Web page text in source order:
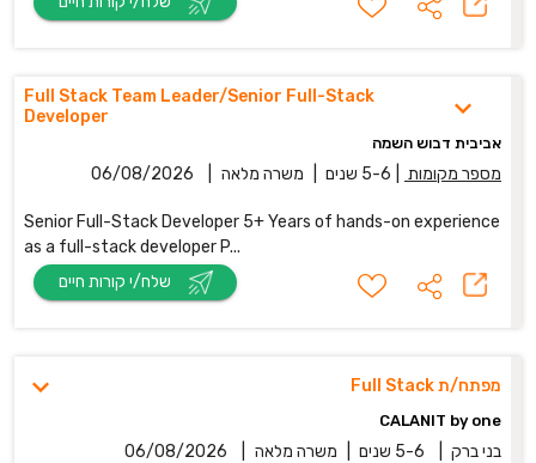
Full Stack Team Leader/Senior Full-Stack
Developer
אביבית דבוש השמה
מספר מקומות 5-6 שנים משרה מלאה 06/08/2026
Senior Full-Stack Developer 5+ Years of hands-on experience
as a full-stack developer P...
מפתח/ת Full Stack
CALANIT by one
בני ברק 5-6 שנים משרה מלאה 06/08/2026